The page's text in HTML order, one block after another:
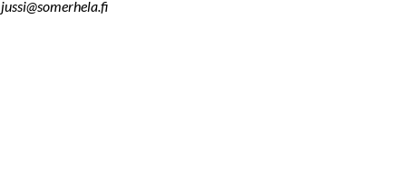
jussi@somerhela.fi